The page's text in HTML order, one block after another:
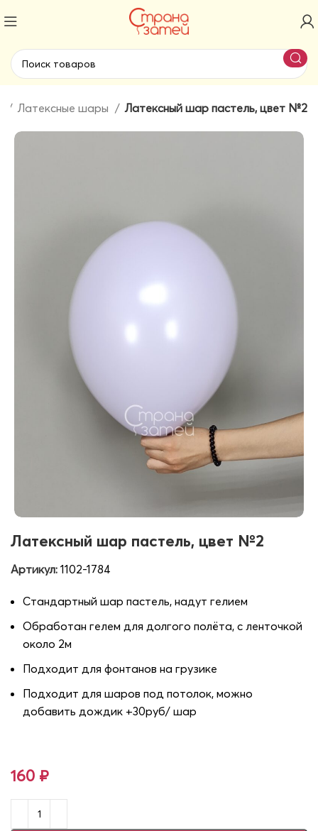
Латексные шары Латексный шар пастель, цвет №2
Латексный шар пастель, цвет №2
Артикул: 1102-1784
Стандартный шар пастель, надут гелием
Обработан гелем для долгого полёта, с ленточкой
около 2м
Подходит для фонтанов на грузике
Подходит для шаров под потолок, можно
добавить дождик +30руб/ шар
160 ₽